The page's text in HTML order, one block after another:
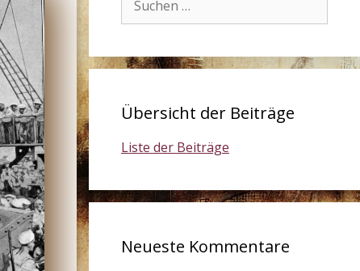
nach:
Übersicht der Beiträge
Liste der Beiträge
Neueste Kommentare